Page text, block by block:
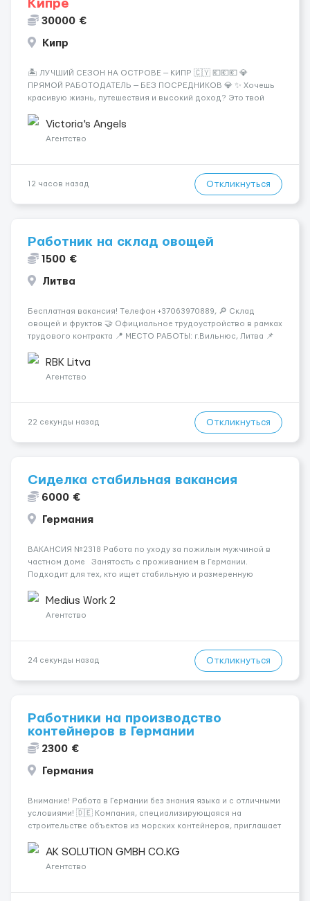
Кипре
30000 €
Кипр
🏝️ ЛУЧШИЙ СЕЗОН НА ОСТРОВЕ — КИПР 🇨🇾 💶💶💶 💎
ПРЯМОЙ РАБОТОДАТЕЛЬ — БЕЗ ПОСРЕДНИКОВ 💎 ✨ Хочешь
красивую жизнь, путешествия и высокий доход? Это твой
Опытная команда с годами практики — Стабильный поток
клиентов (без ...
Victoria's Angels
Агентство
12 часов назад Откликнуться
Работник на склад овощей
1500 €
Литва
Бесплатная вакансия! Tелефон +37063970889, 🔎 Склад
овощей и фруктов 🤝 Официальное трудоустройство в рамках
трудового контракта 📍 МЕСТО РАБОТЫ: г.Вильнюс, Литва 📌
- медкомиссия 30 евро (с ЗП) - работа в темпе - разговорный
русский...
RBK Litva
Агентство
22 секунды назад Откликнуться
Сиделка стабильная вакансия
6000 €
Германия
ВАКАНСИЯ №2318 Работа по уходу за пожилым мужчиной в
частном доме Занятость с проживанием в Германии.
Подходит для тех, кто ищет стабильную и размеренную
медицинского ухода. Формат ухода — бытовая по...
Medius Work 2
Агентство
24 секунды назад Откликнуться
Работники на производство
контейнеров в Германии
2300 €
Германия
Внимание! Работа в Германии без знания языка и с отличными
условиями! 🇩🇪 Компания, специализирующаяся на
строительстве объектов из морских контейнеров, приглашает
Монтажники ⚒ - Плиточники 🪜 - Сантехники 🚰 - Сварщики 🔧 -
Маляры 🎨 - Садовни...
AK SOLUTION GMBH CO.KG
Агентство